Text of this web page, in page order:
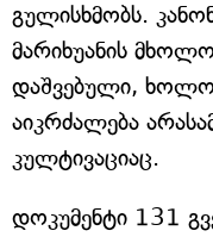
გულისხმობს.
მარიხუანის
დაშვებული,
აიკრძალება
კულტივაციაც.
დოკუმენტი 131